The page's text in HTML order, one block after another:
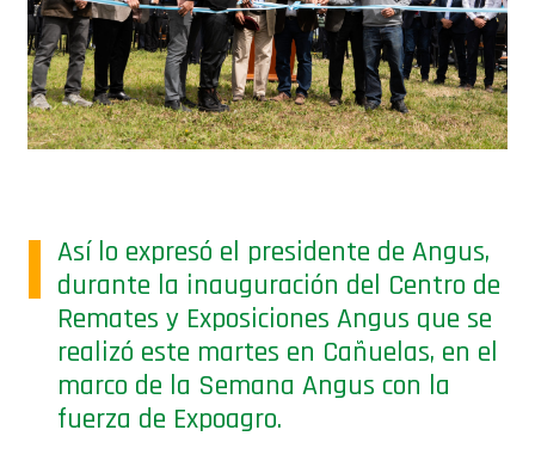
durante la inauguración del Centro de
Remates y Exposiciones Angus que se
realizó este martes en Cañuelas, en el
marco de la Semana Angus con la
fuerza de Expoagro.